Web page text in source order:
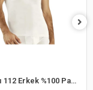
Namaldı 112 Erkek %100 Pamuk Atlet S 6'lı Paket